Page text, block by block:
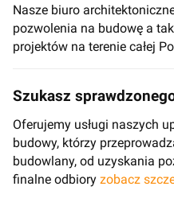
Nasze biuro
pozwolenia na budowę a
projektów na terenie całej
Szukasz
Oferujemy usługi naszych
budowy, którzy
budowlany, od uzyskania
finalne odbiory zobacz